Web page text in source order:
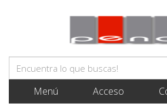
Menú Acceso